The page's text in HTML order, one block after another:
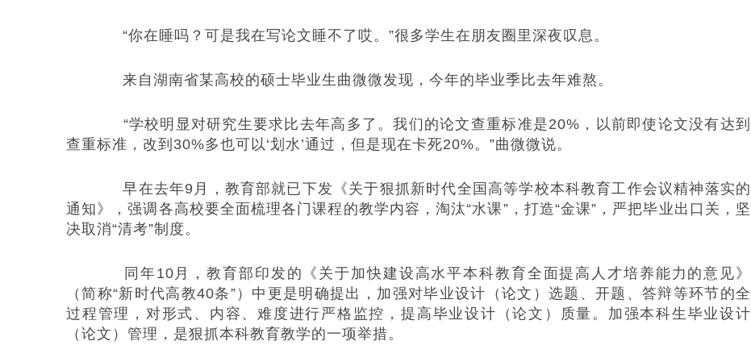
“你在睡吗？可是我在写论文睡不了哎。”很多学生在朋友圈里深夜叹息。
来自湖南省某高校的硕士毕业生曲微微发现，今年的毕业季比去年难熬。
“学校明显对研究生要求比去年高多了。我们的论文查重标准是20%，以前即使论文没有达到
查重标准，改到30%多也可以‘划水’通过，但是现在卡死20%。”曲微微说。
早在去年9月，教育部就已下发《关于狠抓新时代全国高等学校本科教育工作会议精神落实的
通知》，强调各高校要全面梳理各门课程的教学内容，淘汰“水课”，打造“金课”，严把毕业出口关，坚
决取消“清考”制度。
同年10月，教育部印发的《关于加快建设高水平本科教育全面提高人才培养能力的意见》
（简称“新时代高教40条”）中更是明确提出，加强对毕业设计（论文）选题、开题、答辩等环节的全
过程管理，对形式、内容、难度进行严格监控，提高毕业设计（论文）质量。加强本科生毕业设计
（论文）管理，是狠抓本科教育教学的一项举措。